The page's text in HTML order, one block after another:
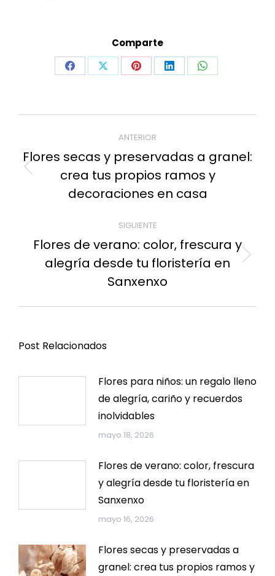
Comparte
Share
Facebook
Share
X
Share
Pinterest
Share
LinkedIn
Share
WhatsApp
publicaciones
ANTERIOR
Publicación
anterior:
Flores secas y preservadas a granel:
crea tus propios ramos y
decoraciones en casa
SIGUIENTE
Publicación
siguiente:
Flores de verano: color, frescura y
alegría desde tu floristería en
Sanxenxo
Post Relacionados
Flores para niños: un regalo lleno
de alegría, cariño y recuerdos
inolvidables
mayo 18, 2026
Flores de verano: color, frescura
y alegría desde tu floristería en
Sanxenxo
mayo 16, 2026
Flores secas y preservadas a
granel: crea tus propios ramos y